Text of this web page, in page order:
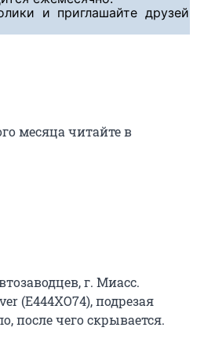
и приглашайте друзей
месяца читайте в
г. Миасс.
(Е444ХО74), подрезая
после чего скрывается.